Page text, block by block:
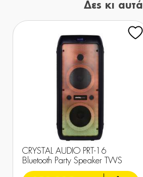
Δες κι αυτά
CRYSTAL AUDIO PRT-16
Bluetooth Party Speaker TWS